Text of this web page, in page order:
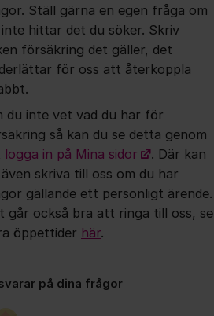
för inlägg/kommentar
Ställ gärna en egen fråga om
hittar det du söker. Skriv
försäkring det gäller, det
för oss att återkoppla
du inte vet vad du har för
så kan du se detta genom
logga in på Mina sidor
. Där kan
skriva till oss om du har
gällande ett personligt ärende.
går också bra att ringa till oss, se
öppettider här.
på dina frågor